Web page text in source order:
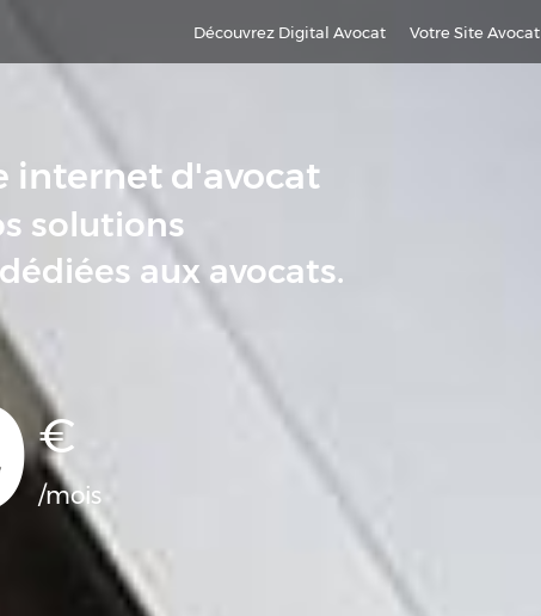
Découvrez Digital Avocat Votre Site Avocat
internet d'avocat
solutions
aux avocats.
€
/mois